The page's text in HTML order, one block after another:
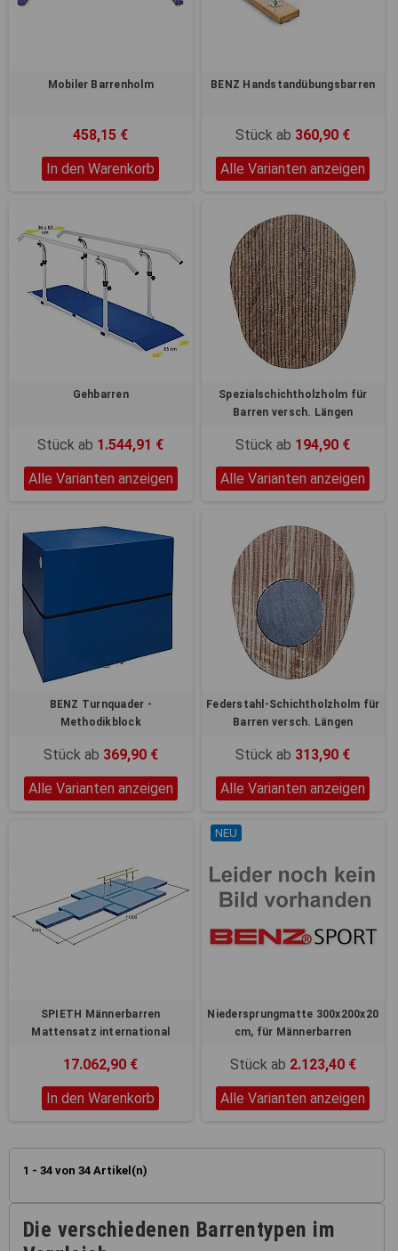
Mobiler Barrenholm
458,15 €
In den Warenkorb
BENZ Handstandübungsbarren
Stück ab 360,90 €
Alle Varianten anzeigen
Gehbarren
Stück ab 1.544,91 €
Alle Varianten anzeigen
Spezialschichtholzholm für
Barren versch. Längen
Stück ab 194,90 €
Alle Varianten anzeigen
BENZ Turnquader -
Methodikblock
Stück ab 369,90 €
Alle Varianten anzeigen
Federstahl-Schichtholzholm für
Barren versch. Längen
Stück ab 313,90 €
Alle Varianten anzeigen
SPIETH Männerbarren
Mattensatz international
17.062,90 €
In den Warenkorb
NEU
Niedersprungmatte 300x200x20
cm, für Männerbarren
Stück ab 2.123,40 €
Alle Varianten anzeigen
1 - 34 von 34 Artikel(n)
Die verschiedenen Barrentypen im